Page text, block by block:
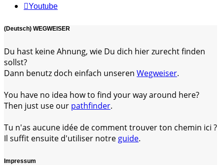
Youtube
(Deutsch) WEGWEISER
Du hast keine Ahnung, wie Du dich hier zurecht finden
sollst?
Dann benutz doch einfach unseren Wegweiser.
You have no idea how to find your way around here?
Then just use our pathfinder.
Tu n'as aucune idée de comment trouver ton chemin ici ?
Il suffit ensuite d'utiliser notre guide.
Impressum